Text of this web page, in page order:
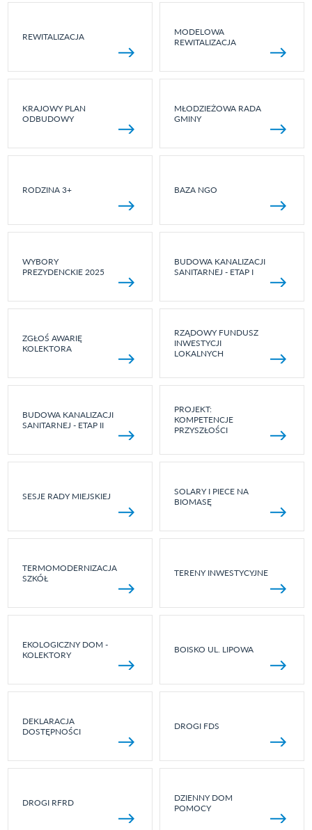
REWITALIZACJA
MODELOWA
REWITALIZACJA
KRAJOWY PLAN
ODBUDOWY
MŁODZIEŻOWA RADA
GMINY
RODZINA 3+ BAZA NGO
WYBORY
PREZYDENCKIE 2025
BUDOWA KANALIZACJI
SANITARNEJ - ETAP I
ZGŁOŚ AWARIĘ
KOLEKTORA
RZĄDOWY FUNDUSZ
INWESTYCJI
LOKALNYCH
BUDOWA KANALIZACJI
SANITARNEJ - ETAP II
PROJEKT:
KOMPETENCJE
PRZYSZŁOŚCI
SESJE RADY MIEJSKIEJ
SOLARY I PIECE NA
BIOMASĘ
TERMOMODERNIZACJA
SZKÓŁ
TERENY INWESTYCYJNE
EKOLOGICZNY DOM -
KOLEKTORY
BOISKO UL. LIPOWA
DEKLARACJA
DOSTĘPNOŚCI
DROGI FDS
DROGI RFRD
DZIENNY DOM
POMOCY